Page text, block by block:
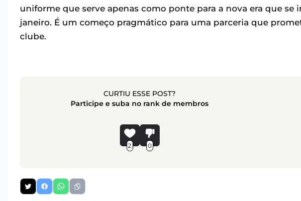
uniforme que serve apenas como ponte para a nova era que
janeiro. É um começo pragmático para uma parceria que
clube.
CURTIU ESSE POST?
Participe e suba no rank de membros
2 0